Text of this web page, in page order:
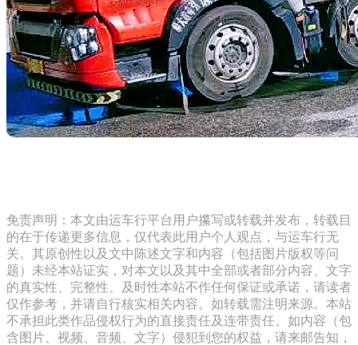
免责声明：本文由运车行平台用户攥写或转载并发布，转载目
的在于传递更多信息，仅代表此用户个人观点，与运车行无
关。其原创性以及文中陈述文字和内容（包括图片版权等问
题）未经本站证实，对本文以及其中全部或者部分内容、文字
的真实性、完整性、及时性本站不作任何保证或承诺，请读者
仅作参考，并请自行核实相关内容。如转载需注明来源。本站
不承担此类作品侵权行为的直接责任及连带责任。如内容（包
含图片、视频、音频、文字）侵犯到您的权益，请来邮告知，